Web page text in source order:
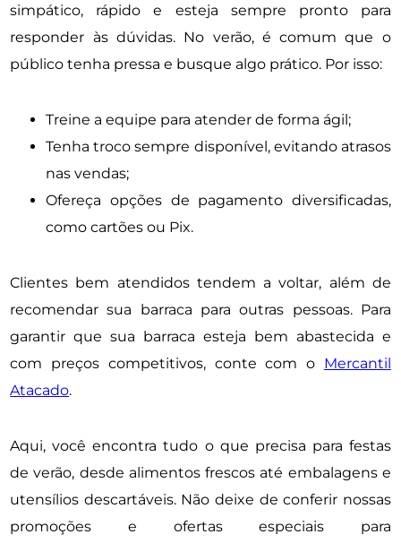
simpático, rápido e esteja sempre pronto para
responder às dúvidas. No verão, é comum que o
público tenha pressa e busque algo prático. Por isso:
Treine a equipe para atender de forma ágil;
Tenha troco sempre disponível, evitando atrasos
nas vendas;
Ofereça opções de pagamento diversificadas,
como cartões ou Pix.
Clientes bem atendidos tendem a voltar, além de
recomendar sua barraca para outras pessoas. Para
garantir que sua barraca esteja bem abastecida e
com preços competitivos, conte com o Mercantil
Atacado.
Aqui, você encontra tudo o que precisa para festas
de verão, desde alimentos frescos até embalagens e
utensílios descartáveis. Não deixe de conferir nossas
promoções e ofertas especiais para